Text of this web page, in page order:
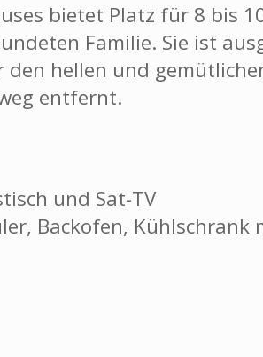
bietet Platz für 8 bis
Familie. Sie ist
hellen und
entfernt.
und Sat-TV
Backofen, Kühlschrank